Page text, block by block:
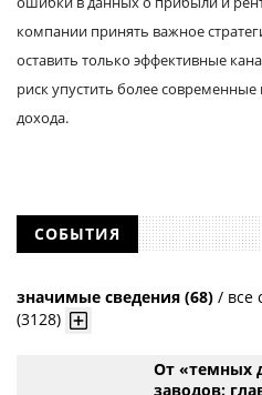
компании принять важное
оставить только эффективные
риск упустить более
дохода.
СОБЫТИЯ
значимые сведения (68) / все
(3128)
От «темных
заводов: